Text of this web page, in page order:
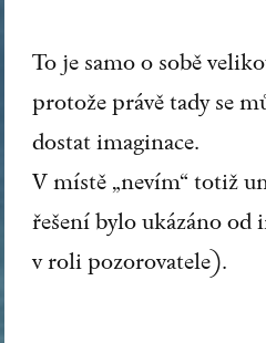
To je samo o sobě
protože právě tady se
dostat imaginace.
V místě „nevím“ totiž
řešení bylo ukázáno od
v roli pozorovatele).